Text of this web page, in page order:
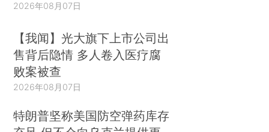
2026年08月07日
【我闻】光大旗下上市公司出
售背后隐情 多人卷入医疗腐
败案被查
2026年08月07日
特朗普坚称美国防空弹药库存